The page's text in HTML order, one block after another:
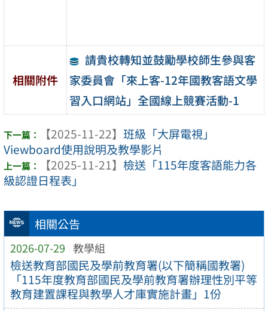
相關公告
2026-07-29 教學組
檢送教育部國民及學前教育署(以下簡稱國教署)
「115年度教育部國民及學前教育署辦理性別平等
教育建置課程與教學人才庫實施計畫」1份
相關附件
請貴校轉知並鼓勵學校師生參與客
家委員會「來上客-12年國教客語文學
習入口網站」全國線上競賽活動-1
【2025-11-22】 班級「大屏電視」
Viewboard使用說明及教學影片
【2025-11-21】 檢送「115年度客語能力各
級認證日程表」